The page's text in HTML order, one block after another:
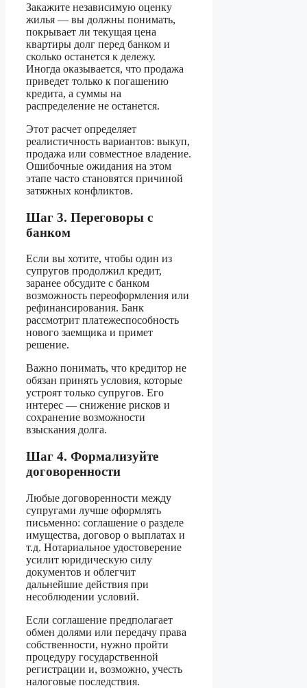
Закажите независимую оценку
жилья — вы должны понимать,
покрывает ли текущая цена
квартиры долг перед банком и
сколько останется к дележу.
Иногда оказывается, что продажа
приведет только к погашению
кредита, а суммы на
распределение не останется.
Этот расчет определяет
реалистичность вариантов: выкуп,
продажа или совместное владение.
Ошибочные ожидания на этом
этапе часто становятся причиной
затяжных конфликтов.
Шаг 3. Переговоры с
банком
Если вы хотите, чтобы один из
супругов продолжил кредит,
заранее обсудите с банком
возможность переоформления или
рефинансирования. Банк
рассмотрит платежеспособность
нового заемщика и примет
решение.
Важно понимать, что кредитор не
обязан принять условия, которые
устроят только супругов. Его
интерес — снижение рисков и
сохранение возможности
взыскания долга.
Шаг 4. Формализуйте
договоренности
Любые договоренности между
супругами лучше оформлять
письменно: соглашение о разделе
имущества, договор о выплатах и
т.д. Нотариальное удостоверение
усилит юридическую силу
документов и облегчит
дальнейшие действия при
несоблюдении условий.
Если соглашение предполагает
обмен долями или передачу права
собственности, нужно пройти
процедуру государственной
регистрации и, возможно, учесть
налоговые последствия.